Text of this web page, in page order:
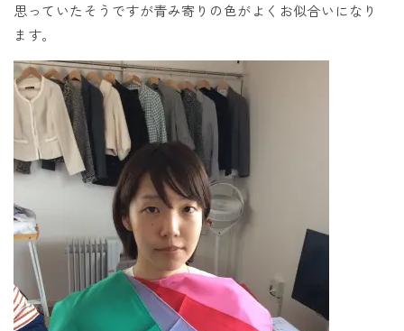
思っていたそうですが青み寄りの色がよくお似合いになり
ます。